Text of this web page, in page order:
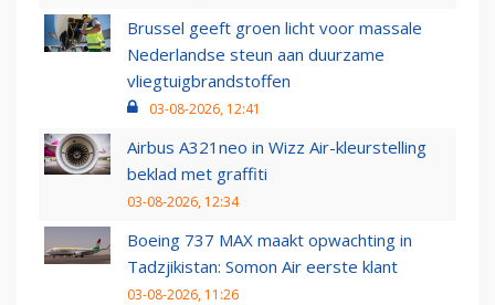
Brussel geeft groen licht voor massale
Nederlandse steun aan duurzame
vliegtuigbrandstoffen
03-08-2026, 12:41
Airbus A321neo in Wizz Air-kleurstelling
beklad met graffiti
03-08-2026, 12:34
Boeing 737 MAX maakt opwachting in
Tadzjikistan: Somon Air eerste klant
03-08-2026, 11:26